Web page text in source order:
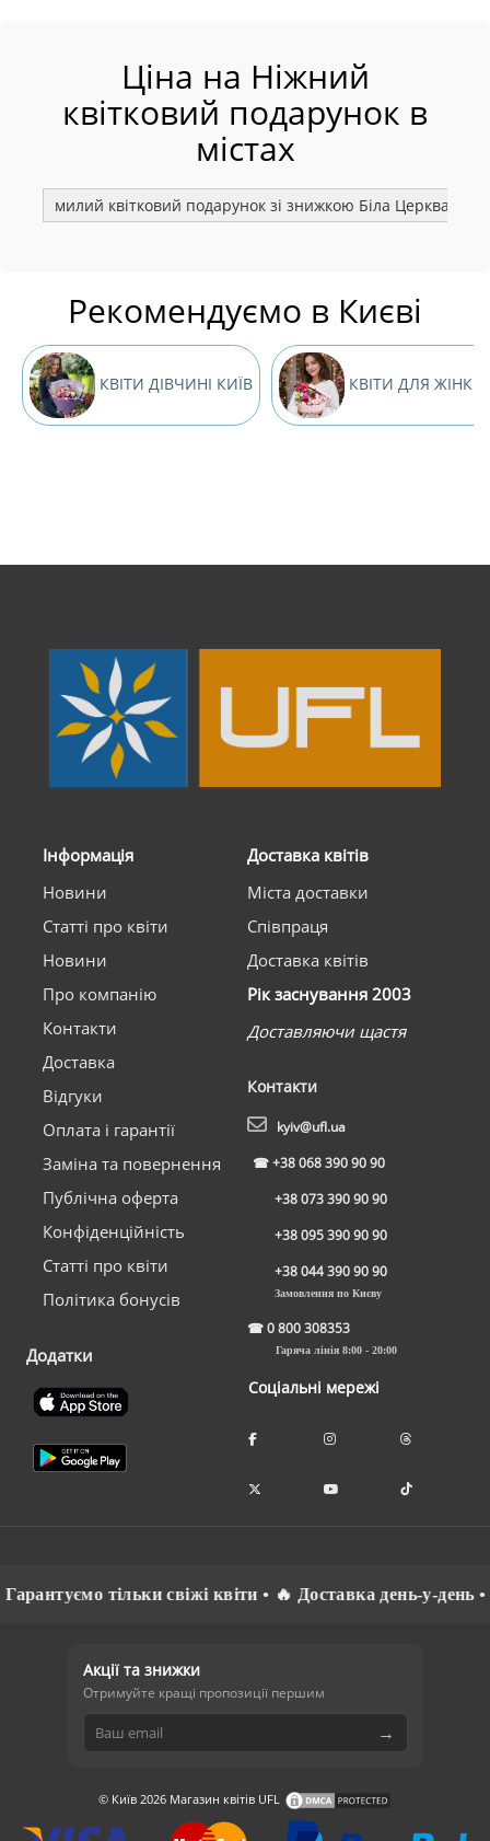
Ціна на Ніжний
квітковий подарунок в
містах
милий квітковий подарунок зі знижкою Біла Церква
Рекомендуємо в Києві
КВІТИ ДІВЧИНІ КИЇВ КВІТИ ДЛЯ ЖІНКИ
Інформація
Новини
Статті про квіти
Новини
Про компанію
Контакти
Доставка
Відгуки
Оплата і гарантії
Заміна та повернення
Публічна оферта
Конфіденційність
Статті про квіти
Політика бонусів
Додатки
Доставка квітів
Міста доставки
Співпраця
Доставка квітів
Рік заснування 2003
Доставляючи щастя
Контакти
kyiv@ufl.ua
☎+38 068 390 90 90
+38 073 390 90 90
+38 095 390 90 90
+38 044 390 90 90
Замовлення по Києву
☎0 800 308353
Гаряча лінія 8:00 - 20:00
Соціальні мережі
тільки свіжі квіти • 🔥 Доставка день-у-день • ⚡
Акції та знижки
Отримуйте кращі пропозиції першим
→
© Київ 2026 Магазин квітів UFL